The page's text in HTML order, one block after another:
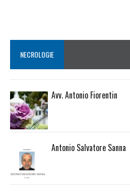
NECROLOGIE
Avv. Antonio Fiorentin
Antonio Salvatore Sanna